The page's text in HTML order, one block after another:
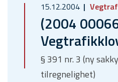
15.12.2004
(2004
§ 391 nr. 3 (ny
tilregnelighet)